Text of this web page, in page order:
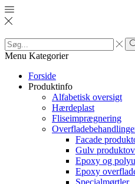
Search
input
Menu Kategorier
Forside
Produktinfo
Alfabetisk oversigt
Hærdeplast
Fliseimprægnering
Facade
Gulv
Epoxy og
Epoxy